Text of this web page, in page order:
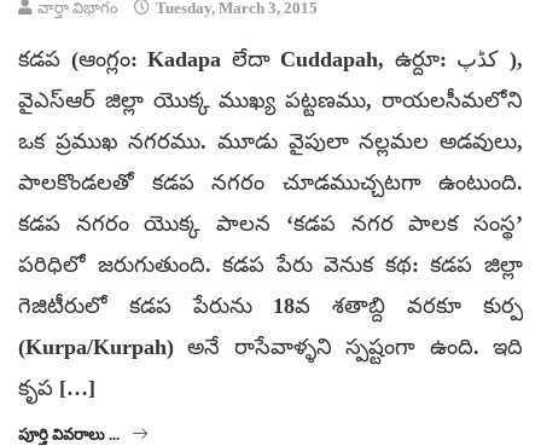
వార్తా విభాగం Tuesday, March 3, 2015
కడప (ఆంగ్లం: Kadapa లేదా Cuddapah, ఉర్దూ: کڈپ ),
వైఎస్ఆర్ జిల్లా యొక్క ముఖ్య పట్టణము, రాయలసీమలోని
ఒక ప్రముఖ నగరము. మూడు వైపులా నల్లమల అడవులు,
పాలకొండలతో కడప నగరం చూడముచ్చటగా ఉంటుంది.
కడప నగరం యొక్క పాలన ‘కడప నగర పాలక సంస్థ’
పరిధిలో జరుగుతుంది. కడప పేరు వెనుక కథ: కడప జిల్లా
గెజిటీరులో కడప పేరును 18వ శతాబ్ది వరకూ కుర్ప
(Kurpa/Kurpah) అనే రాసేవాళ్ళని స్పష్టంగా ఉంది. ఇది
కృప […]
పూర్తి వివరాలు ...